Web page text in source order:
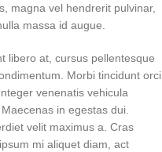
magna vel hendrerit pulvinar,
massa id augue.
libero at, cursus pellentesque
Morbi tincidunt orci
venenatis vehicula
in egestas dui.
velit maximus a. Cras
mi aliquet diam, act